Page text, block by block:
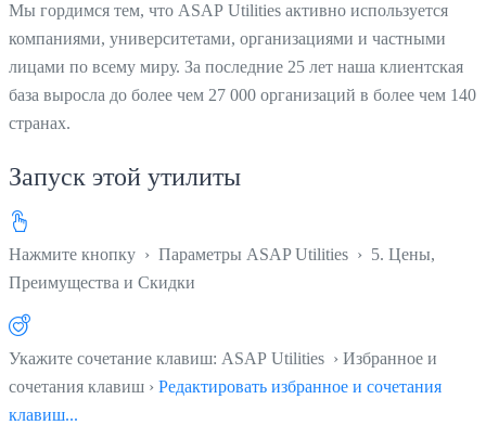
Мы гордимся тем, что ASAP Utilities активно используется
компаниями, университетами, организациями и частными
лицами по всему миру. За последние 25 лет наша клиентская
база выросла до более чем 27 000 организаций в более чем 140
странах.
Запуск этой утилиты
Нажмите кнопку › Параметры ASAP Utilities › 5. Цены,
Преимущества и Скидки
Укажите сочетание клавиш: ASAP Utilities › Избранное и
сочетания клавиш › Редактировать избранное и сочетания
клавиш...